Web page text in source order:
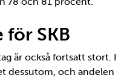
SKB
är också fortsatt stort. I
dessutom, och andelen